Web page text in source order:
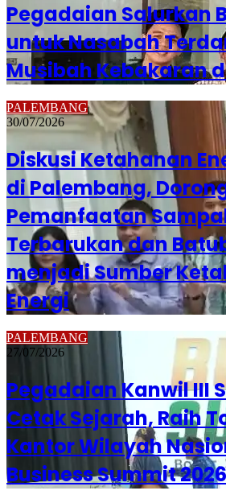
Pegadaian Salurkan
untuk Nasabah
Musibah Kebakaran
PALEMBANG
30/07/2026
Diskusi Ketahanan
di Palembang,
Pemanfaatan
Terbarukan dan
menjadi Sumber
Energi
PALEMBANG
27/07/2026
Pegadaian Kanwil III
Cetak Sejarah, Raih
Kantor Wilayah
Business Summit 2026